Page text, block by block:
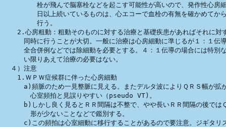
栓が飛んで脳塞栓などを起こす可能性が高いので、発作性心房細
日以上続いているものは、心エコーで血栓の有無を確かめてから
行う。
2.心房粗動：粗動そのものに対する治療と基礎疾患があればそれに対
同時に行うことが大切。一般に治療は心房細動に準じるが１：１伝
全合併例などでは除細動を必要とする。４：１伝導の場合には特別
い限りあえて治療の必要はない。
４）注意
1.ＷＰＷ症候群に伴った心房細動
a)頻脈のため一見整脈に見える。またデルタ波によりＱＲＳ幅が拡
心室頻拍と見誤りやすい（pseudo VT)。
b)しかし良く見るとＲＲ間隔は不整で、やや長いＲＲ間隔の後では
形が少ないことなどで鑑別する。
c)この頻拍は心室細動に移行することがあるので要注意。ジギタリ